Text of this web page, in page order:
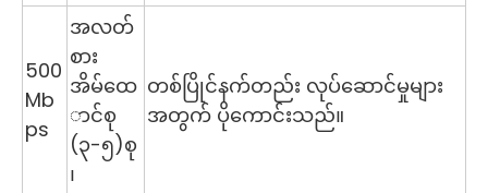
500
Mb
ps
အလတ်
စား
အိမ်ထေ
ာင်စု
(၃-၅)စု
၊
တစ်ပြိုင်နက်တည်း လုပ်ဆောင်မှုများ
အတွက် ပိုကောင်းသည်။